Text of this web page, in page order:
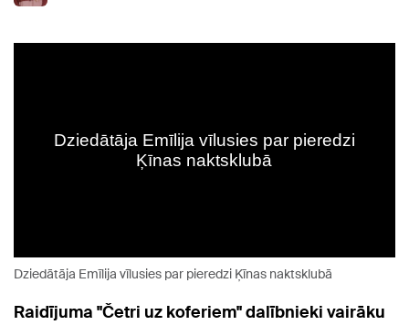
Dziedātāja Emīlija vīlusies par pieredzi Ķīnas naktsklubā
Raidījuma "Četri uz koferiem" dalībnieki vairāku